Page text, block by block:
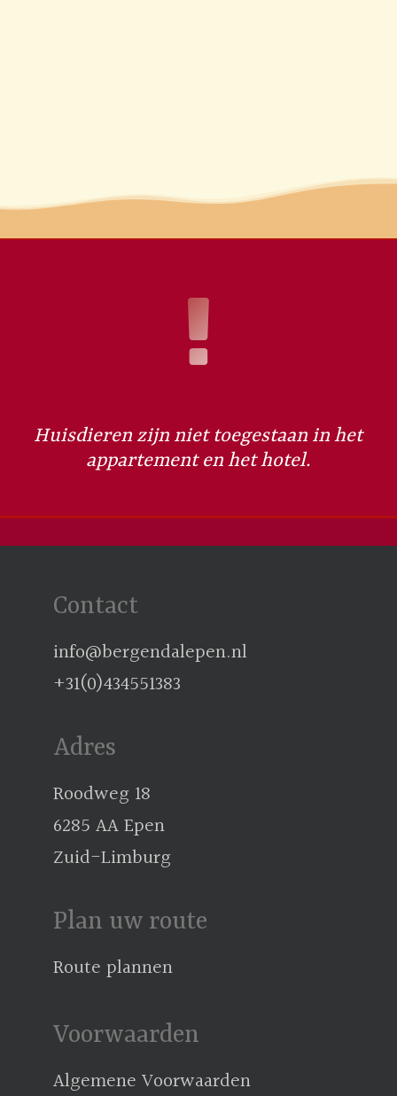
Huisdieren zijn niet toegestaan in het
appartement en het hotel.
Contact
info@bergendalepen.nl
+31(0)434551383
Adres
Roodweg 18
6285 AA Epen
Zuid-Limburg
Plan uw route
Route plannen
Voorwaarden
Algemene Voorwaarden